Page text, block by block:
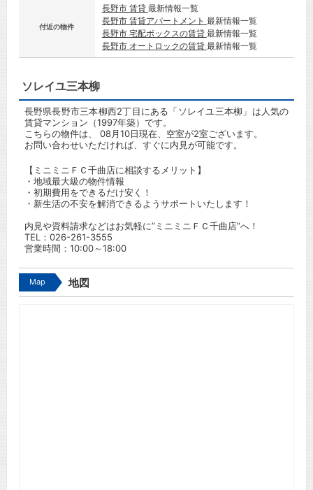
付近の物件
長野市 賃貸 最新情報一覧
長野市 賃貸アパートメント 最新情報一覧
長野市 宅配ボックスの賃貸 最新情報一覧
長野市 オートロックの賃貸 最新情報一覧
ソレイユ三本柳
長野県長野市三本柳西2丁目にある「ソレイユ三本柳」は人気の
賃貸マンション（1997年築）です。
こちらの物件は、 08月10日現在、空室が2室ございます。
お問い合わせいただければ、すぐに内見が可能です。
【ミニミニＦＣ千曲店に相談するメリット】
・地域最大級の物件情報
・初期費用をできるだけ安く！
・新生活の不安を解消できるようサポートいたします！
内見や資料請求などはお気軽に”ミニミニＦＣ千曲店”へ！
TEL： 026-261-3555
営業時間：10:00～18:00
Map 地図